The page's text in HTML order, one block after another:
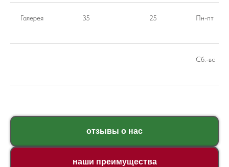
Галерея 35 25 Пн-пт
Сб.-вс
отзывы о нас
наши преимущества